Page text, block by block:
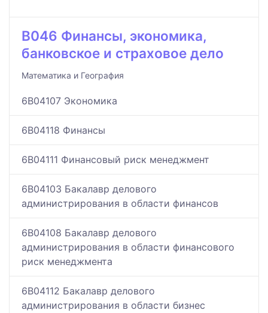
B046 Финансы, экономика,
банковское и страховое дело
Математика и География
6B04107 Экономика
6B04118 Финансы
6B04111 Финансовый риск менеджмент
6B04103 Бакалавр делового
администрирования в области финансов
6B04108 Бакалавр делового
администрирования в области финансового
риск менеджмента
6B04112 Бакалавр делового
администрирования в области бизнес